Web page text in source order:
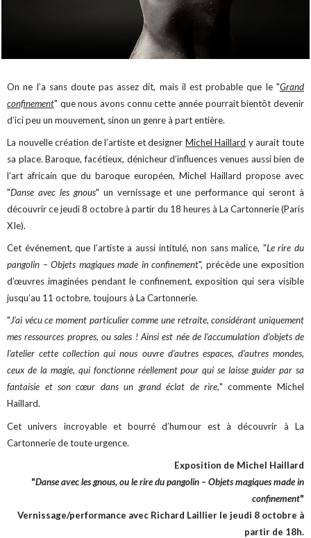
On ne l’a sans doute pas assez dit, mais il est probable que le "Grand
confinement" que nous avons connu cette année pourrait bientôt devenir
d’ici peu un mouvement, sinon un genre à part entière.
La nouvelle création de l’artiste et designer Michel Haillard y aurait toute
sa place. Baroque, facétieux, dénicheur d’influences venues aussi bien de
l’art africain que du baroque européen, Michel Haillard propose avec
"Danse avec les gnous" un vernissage et une performance qui seront à
découvrir ce jeudi 8 octobre à partir du 18 heures à La Cartonnerie (Paris
XIe).
Cet événement, que l’artiste a aussi intitulé, non sans malice, "Le rire du
pangolin – Objets magiques made in confinement", précède une exposition
d’œuvres imaginées pendant le confinement, exposition qui sera visible
jusqu’au 11 octobre, toujours à La Cartonnerie.
"J’ai vécu ce moment particulier comme une retraite, considérant uniquement
mes ressources propres, ou sales ! Ainsi est née de l’accumulation d’objets de
l’atelier cette collection qui nous ouvre d’autres espaces, d’autres mondes,
ceux de la magie, qui fonctionne réellement pour qui se laisse guider par sa
fantaisie et soncœur dans un grand éclat de rire," commente Michel
Haillard.
Cet univers incroyable et bourré d’humour est à découvrir à La
Cartonnerie de toute urgence.
Exposition de Michel Haillard
"Danse avec les gnous, ou le rire du pangolin – Objets magiques made in
confinement"
Vernissage/performance avec Richard Laillier le jeudi 8 octobre à
partir de 18h.